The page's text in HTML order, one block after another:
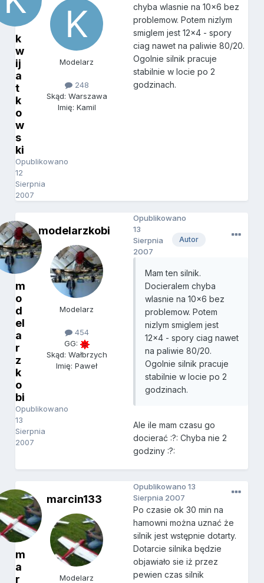
k
w
ij
a
t
k
o
w
s
ki
Opublikowano
12
Sierpnia
2007
Modelarz
248
Skąd: Warszawa
Imię: Kamil
chyba wlasnie na 10x6 bez
problemow. Potem nizlym
smiglem jest 12x4 - spory
ciag nawet na paliwie 80/20.
Ogolnie silnik pracuje
stabilnie w locie po 2
godzinach.
m
o
d
el
a
r
z
k
o
bi
Opublikowano
13
Sierpnia
2007
modelarzkobi
Modelarz
454
GG:
Skąd: Wałbrzych
Imię: Paweł
Autor
Opublikowano
13
Sierpnia
2007
Mam ten silnik.
Docieralem chyba
wlasnie na 10x6 bez
problemow. Potem
nizlym smiglem jest
12x4 - spory ciag nawet
na paliwie 80/20.
Ogolnie silnik pracuje
stabilnie w locie po 2
godzinach.
Ale ile mam czasu go
docierać :?: Chyba nie 2
godziny :?:
m
a
r
marcin133
Modelarz
Opublikowano13
Sierpnia 2007
Po czasie ok 30 min na
hamowni można uznać że
silnik jest wstępnie dotarty.
Dotarcie silnika będzie
objawiało sie iż przez
pewien czas silnik